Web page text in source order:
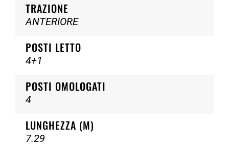
TRAZIONE
ANTERIORE
POSTI LETTO
4+1
POSTI OMOLOGATI
4
LUNGHEZZA (M)
7.29